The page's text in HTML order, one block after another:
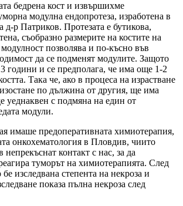
бедрена кост и извършихме
модулна ендопротеза, изработена в
д-р Патриков. Протезата е бутикова,
съобразно размерите на костите на
позволява и по-късно във
да се подменят модулите. Защото
години и се предполага, че има още 1-2
Така че, ако в процеса на израстване
по дължина от другия, ще има
уеднаквен с подмяна на един от
модули.
имаше предоперативната химиотерапия,
онкохематология в Пловдив, чиито
непрекъснат контакт с нас, за да
туморът на химиотерапията. След
изследвана степента на некроза и
показа пълна некроза след